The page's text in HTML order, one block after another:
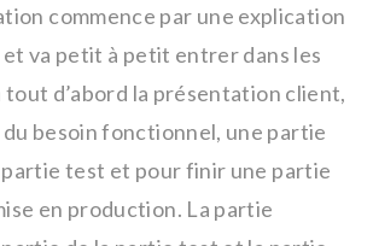
commence par une explication
va petit à petit entrer dans les
tout d’abord la présentation client,
besoin fonctionnel, une partie
test et pour finir une partie
en production. La partie